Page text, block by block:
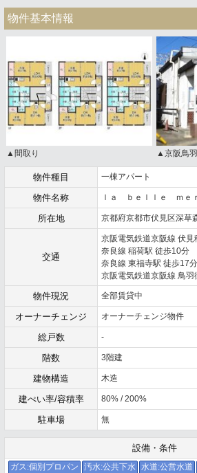
物件基本情報
▲間取り ▲京阪鳥
物件種目 一棟アパート
物件名称 ｌａ ｂｅｌｌｅ ｍｅ
所在地 京都府京都市伏見区深草
交通
京阪電気鉄道京阪線 伏見
奈良線 稲荷駅 徒歩10分
奈良線 東福寺駅 徒歩17分
京阪電気鉄道京阪線 鳥羽
物件現況 全部賃貸中
オーナーチェンジ オーナーチェンジ物件
総戸数 -
階数 3階建
建物構造 木造
建ぺい率/容積率 80% / 200%
駐車場 無
設備・条件
ガス:個別プロパン 汚水:公共下水 水道:公営水道